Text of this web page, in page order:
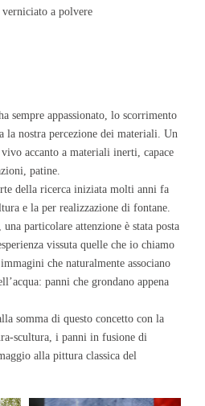
a polvere
sempre appassionato, lo scorrimento
la nostra percezione dei materiali. Un
accanto a materiali inerti, capace
patine.
della ricerca iniziata molti anni fa
e la per realizzazione di fontane.
particolare attenzione è stata posta
vissuta quelle che io chiamo
che naturalmente associano
panni che grondano appena
somma di questo concetto con la
scultura, i panni in fusione di
alla pittura classica del